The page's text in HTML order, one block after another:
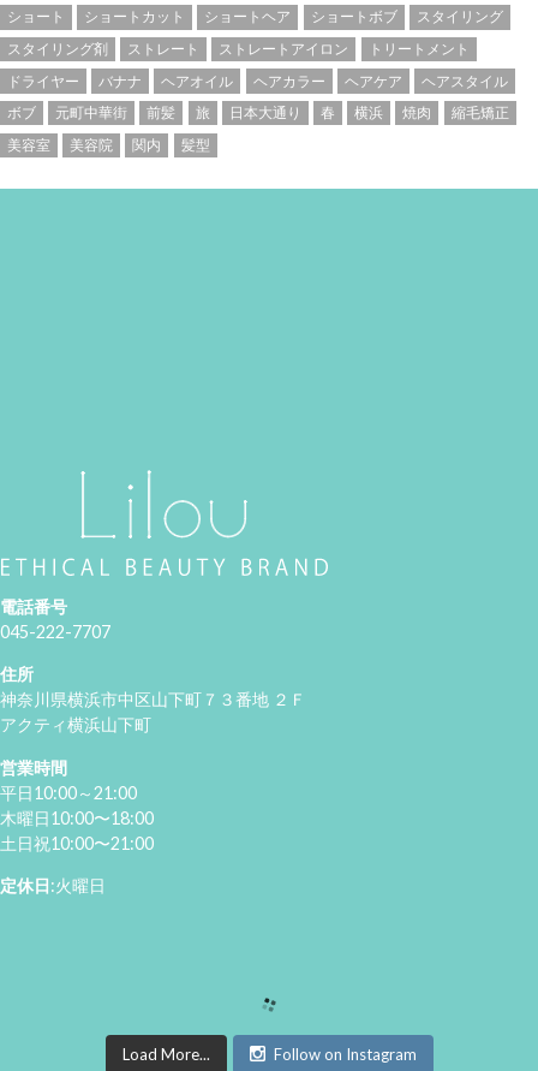
ショート
ショートカット ショートヘア ショートボブ
スタイリング
スタイリング剤
ストレート ストレートアイロン
トリートメント
ドライヤー
バナナ ヘアオイル ヘアカラー ヘアケア
ヘアスタイル
ボブ
元町中華街 前髪 旅 日本大通り 春 横浜 焼肉
縮毛矯正
美容室
美容院 関内 髪型
電話番号
045-222-7707
住所
神奈川県横浜市中区山下町７３番地 ２Ｆ
アクティ横浜山下町
営業時間
平日10:00～21:00
木曜日10:00〜18:00
土日祝10:00〜21:00
定休日:火曜日
Load More... Follow on Instagram